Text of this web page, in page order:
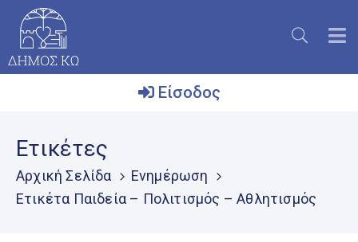
Δήμος
Το
Νησί
Είσοδος
Ετικέτες
Αρχική Σελίδα
Ενημέρωση
Ετικέτα Παιδεία – Πολιτισμός – Αθλητισμός